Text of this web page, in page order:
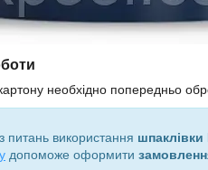
необхідно попередньо
питань використання
допоможе оформити